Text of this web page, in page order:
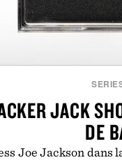
JACK
DE
Joe Jackson dans